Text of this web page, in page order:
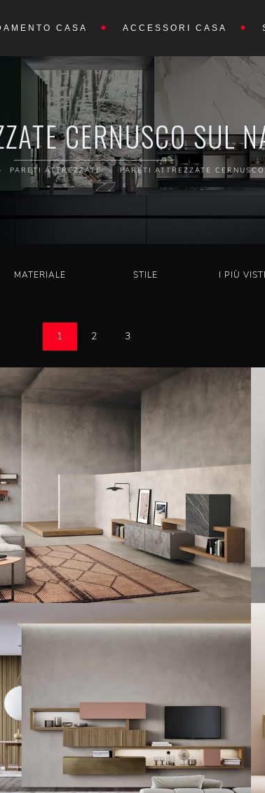
CASA ACCESSORI CASA
CERNUSCO SUL
PARETI ATTREZZATE - PARETI ATTREZZATE
MATERIALE STILE I PIÙ
1 2 3